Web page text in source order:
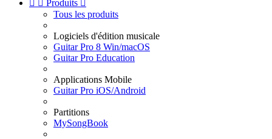
  Produits 
Tous les produits
Logiciels d'édition musicale
Guitar Pro 8 Win/macOS
Guitar Pro Education
Applications Mobile
Guitar Pro iOS/Android
Partitions
MySongBook